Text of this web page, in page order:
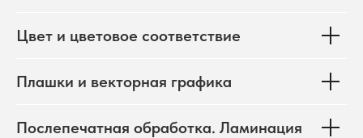
Цвет и цветовое соответствие
Плашки и векторная графика
Послепечатная обработка. Ламинация